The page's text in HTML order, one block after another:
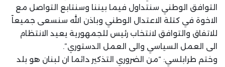
التوافق الوطني سنتداول فيما بيننا وسنتابع التواصل مع
الاخوة في كتلة الاعتدال الوطني وباذن الله سنسعى جميعاً
للاتفاق والتوافق لانتخاب رئيس للجمهورية يعيد الانتظام
الى العمل السياسي والى العمل الدستوري”.
وختم طرابلسي: “من الضروري التذكير دائما ان لبنان هو بلد